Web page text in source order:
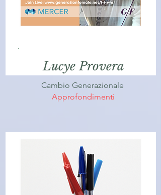
Lucye Provera
Cambio Generazionale
Approfondimenti